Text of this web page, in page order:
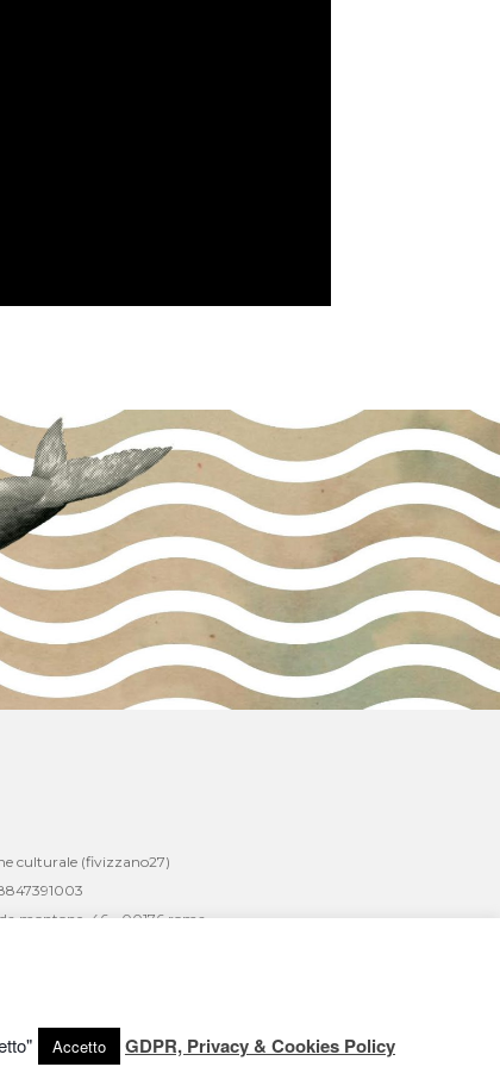
culturale (fivizzano27)
montone, 46 - 00176 roma
Accetto GDPR, Privacy & Cookies Policy